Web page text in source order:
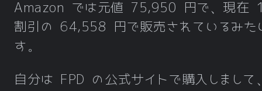
Amazon では元値 75,950 円で、現在
割引の 64,558 円で販売されているみた
す。
自分は FPD の公式サイトで購入しまして